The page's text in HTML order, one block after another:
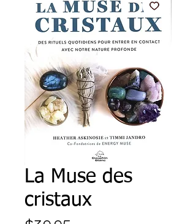
La Muse des
cristaux